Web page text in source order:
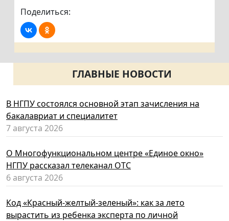
Поделиться:
ГЛАВНЫЕ НОВОСТИ
В НГПУ состоялся основной этап зачисления на
бакалавриат и специалитет
7 августа 2026
О Многофункциональном центре «Единое окно»
НГПУ рассказал телеканал ОТС
6 августа 2026
Код «Красный-желтый-зеленый»: как за лето
вырастить из ребенка эксперта по личной